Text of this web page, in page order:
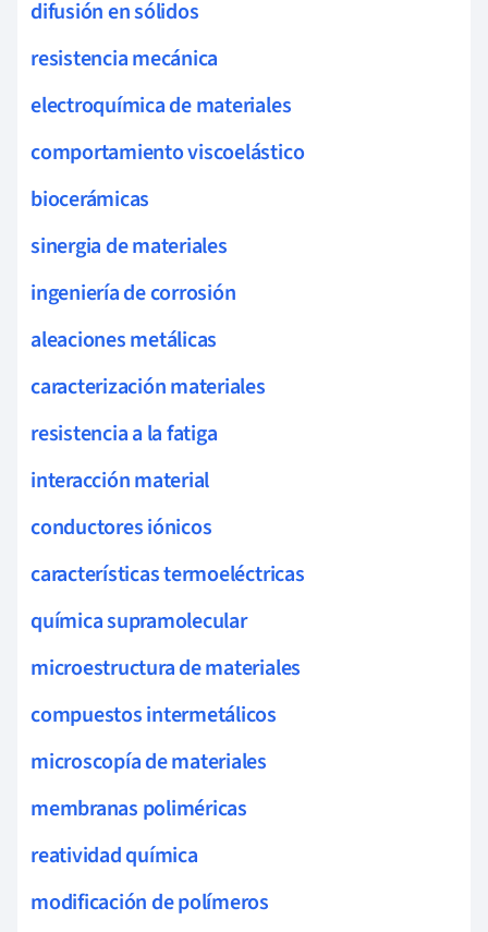
difusión en sólidos
resistencia mecánica
electroquímica de materiales
comportamiento viscoelástico
biocerámicas
sinergia de materiales
ingeniería de corrosión
aleaciones metálicas
caracterización materiales
resistencia a la fatiga
interacción material
conductores iónicos
características termoeléctricas
química supramolecular
microestructura de materiales
compuestos intermetálicos
microscopía de materiales
membranas poliméricas
reatividad química
modificación de polímeros